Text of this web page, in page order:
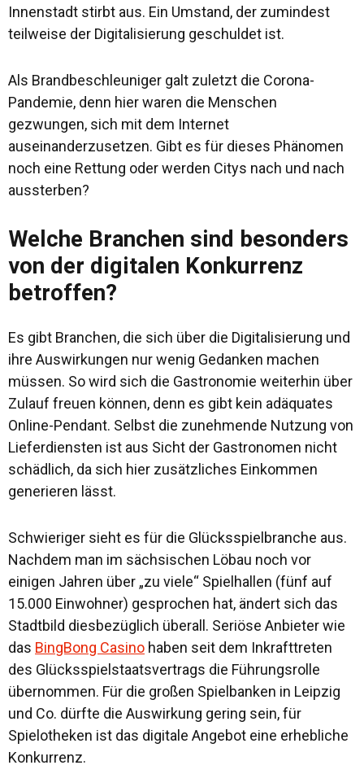
Innenstadt stirbt aus. Ein Umstand, der zumindest
teilweise der Digitalisierung geschuldet ist.
Als Brandbeschleuniger galt zuletzt die Corona-
Pandemie, denn hier waren die Menschen
gezwungen, sich mit dem Internet
auseinanderzusetzen. Gibt es für dieses Phänomen
noch eine Rettung oder werden Citys nach und nach
aussterben?
Welche Branchen sind besonders
von der digitalen Konkurrenz
betroffen?
Es gibt Branchen, die sich über die Digitalisierung und
ihre Auswirkungen nur wenig Gedanken machen
müssen. So wird sich die Gastronomie weiterhin über
Zulauf freuen können, denn es gibt kein adäquates
Online-Pendant. Selbst die zunehmende Nutzung von
Lieferdiensten ist aus Sicht der Gastronomen nicht
schädlich, da sich hier zusätzliches Einkommen
generieren lässt.
Schwieriger sieht es für die Glücksspielbranche aus.
Nachdem man im sächsischen Löbau noch vor
einigen Jahren über „zu viele“ Spielhallen (fünf auf
15.000 Einwohner) gesprochen hat, ändert sich das
Stadtbild diesbezüglich überall. Seriöse Anbieter wie
das BingBong Casino haben seit dem Inkrafttreten
des Glücksspielstaatsvertrags die Führungsrolle
übernommen. Für die großen Spielbanken in Leipzig
und Co. dürfte die Auswirkung gering sein, für
Spielotheken ist das digitale Angebot eine erhebliche
Konkurrenz.